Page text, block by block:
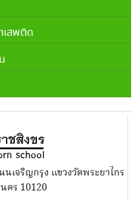
เสพติด
เจริญกรุง แขวงวัดพระยาไกร
คร 10120